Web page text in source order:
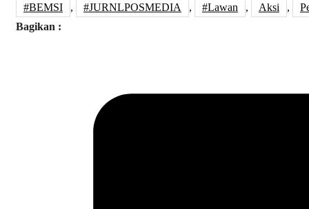
#BEMSI , #JURNLPOSMEDIA , #Lawan , Aksi ,
Bagikan :